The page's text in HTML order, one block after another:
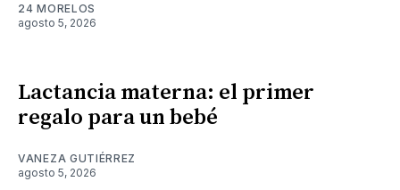
24 MORELOS
agosto 5, 2026
Lactancia materna: el primer
regalo para un bebé
VANEZA GUTIÉRREZ
agosto 5, 2026